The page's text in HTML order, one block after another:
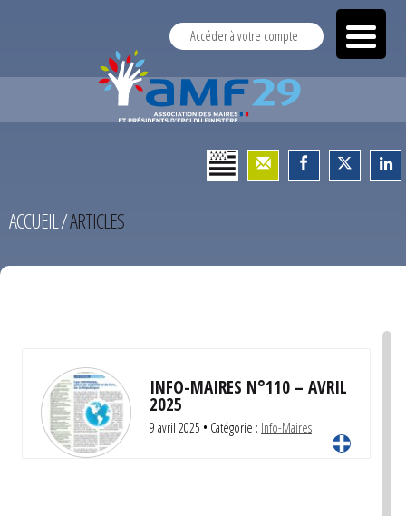
Accéder à votre compte
ACCUEIL/ARTICLES
INFO-MAIRES N°110 – AVRIL
2025
9 avril 2025 • Catégorie : Info-Maires